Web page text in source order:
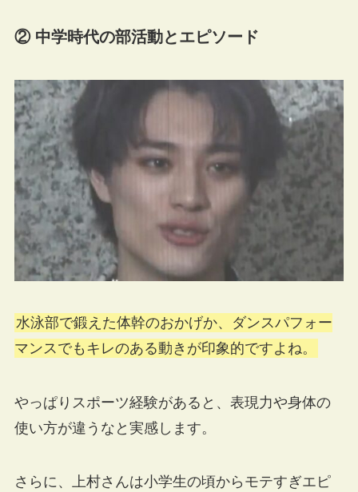
② 中学時代の部活動とエピソード
水泳部で鍛えた体幹のおかげか、ダンスパフォー
マンスでもキレのある動きが印象的ですよね。
やっぱりスポーツ経験があると、表現力や身体の
使い方が違うなと実感します。
さらに、上村さんは小学生の頃からモテすぎエピ